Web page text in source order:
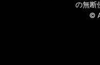
の無断
©